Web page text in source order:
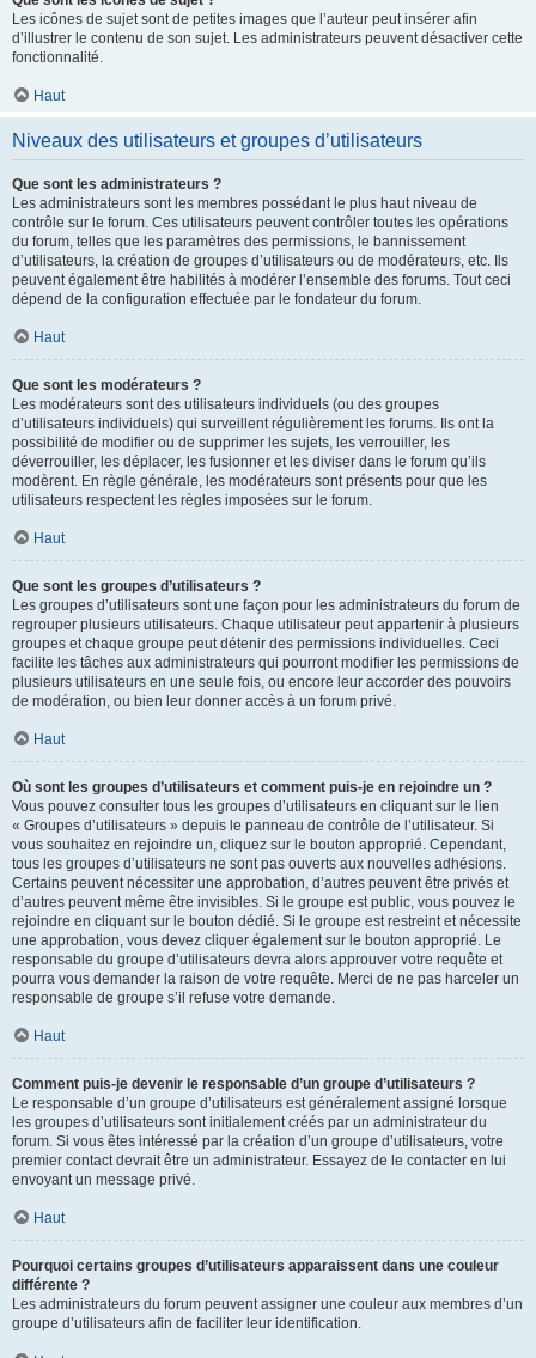
Les icônes de sujet sont de petites images que l’auteur peut insérer afin
d’illustrer le contenu de son sujet. Les administrateurs peuvent désactiver cette
fonctionnalité.
Haut
Niveaux des utilisateurs et groupes d’utilisateurs
Que sont les administrateurs ?
Les administrateurs sont les membres possédant le plus haut niveau de
contrôle sur le forum. Ces utilisateurs peuvent contrôler toutes les opérations
du forum, telles que les paramètres des permissions, le bannissement
d’utilisateurs, la création de groupes d’utilisateurs ou de modérateurs, etc. Ils
peuvent également être habilités à modérer l’ensemble des forums. Tout ceci
dépend de la configuration effectuée par le fondateur du forum.
Haut
Que sont les modérateurs ?
Les modérateurs sont des utilisateurs individuels (ou des groupes
d’utilisateurs individuels) qui surveillent régulièrement les forums. Ils ont la
possibilité de modifier ou de supprimer les sujets, les verrouiller, les
déverrouiller, les déplacer, les fusionner et les diviser dans le forum qu’ils
modèrent. En règle générale, les modérateurs sont présents pour que les
utilisateurs respectent les règles imposées sur le forum.
Haut
Que sont les groupes d’utilisateurs ?
Les groupes d’utilisateurs sont une façon pour les administrateurs du forum de
regrouper plusieurs utilisateurs. Chaque utilisateur peut appartenir à plusieurs
groupes et chaque groupe peut détenir des permissions individuelles. Ceci
facilite les tâches aux administrateurs qui pourront modifier les permissions de
plusieurs utilisateurs en une seule fois, ou encore leur accorder des pouvoirs
de modération, ou bien leur donner accès à un forum privé.
Haut
Où sont les groupes d’utilisateurs et comment puis-je en rejoindre un ?
Vous pouvez consulter tous les groupes d’utilisateurs en cliquant sur le lien
« Groupes d’utilisateurs » depuis le panneau de contrôle de l’utilisateur. Si
vous souhaitez en rejoindre un, cliquez sur le bouton approprié. Cependant,
tous les groupes d’utilisateurs ne sont pas ouverts aux nouvelles adhésions.
Certains peuvent nécessiter une approbation, d’autres peuvent être privés et
d’autres peuvent même être invisibles. Si le groupe est public, vous pouvez le
rejoindre en cliquant sur le bouton dédié. Si le groupe est restreint et nécessite
une approbation, vous devez cliquer également sur le bouton approprié. Le
responsable du groupe d’utilisateurs devra alors approuver votre requête et
pourra vous demander la raison de votre requête. Merci de ne pas harceler un
responsable de groupe s’il refuse votre demande.
Haut
Comment puis-je devenir le responsable d’un groupe d’utilisateurs ?
Le responsable d’un groupe d’utilisateurs est généralement assigné lorsque
les groupes d’utilisateurs sont initialement créés par un administrateur du
forum. Si vous êtes intéressé par la création d’un groupe d’utilisateurs, votre
premier contact devrait être un administrateur. Essayez de le contacter en lui
envoyant un message privé.
Haut
Pourquoi certains groupes d’utilisateurs apparaissent dans une couleur
différente ?
Les administrateurs du forum peuvent assigner une couleur aux membres d’un
groupe d’utilisateurs afin de faciliter leur identification.